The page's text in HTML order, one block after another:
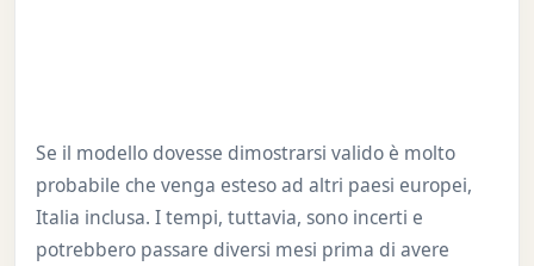
Se il modello dovesse dimostrarsi valido è molto
probabile che venga esteso ad altri paesi europei,
Italia inclusa. I tempi, tuttavia, sono incerti e
potrebbero passare diversi mesi prima di avere